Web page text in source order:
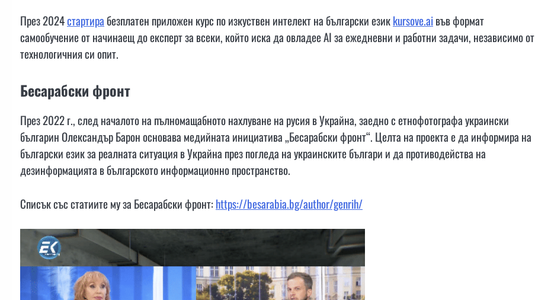
През 2024стартира безплатен приложен курс по изкуствен интелект на български езикkursove.aiвъв формат
самообучение от начинаещ до експерт за всеки, който иска да овладее AI за ежедневни и работни задачи, независимо от
технологичния си опит.
Бесарабски фронт
През 2022 г., след началото на пълномащабното нахлуване на русия в Украйна, заедно с етнофотографа украински
българин Олександър Барон основава медийната инициатива „Бесарабски фронт“. Целта на проекта е да информира на
български език за реалната ситуация в Украйна през погледа на украинските българи и да противодейства на
дезинформацията в българското информационно пространство.
Списък със статиите му за Бесарабски фронт:https://besarabia.bg/author/genrih/